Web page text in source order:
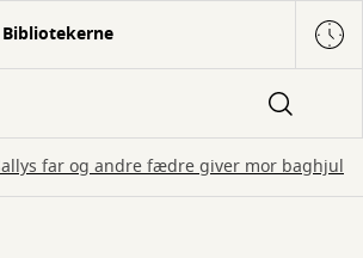
Bibliotekerne
far og andre fædre giver mor baghjul